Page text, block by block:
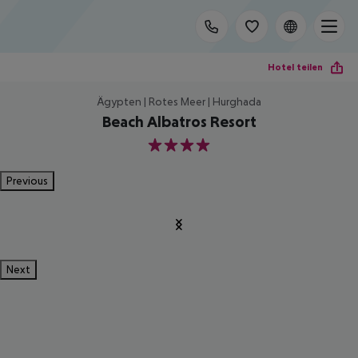
Hotel teilen
Ägypten | Rotes Meer | Hurghada
Beach Albatros Resort
4
Previous
Next